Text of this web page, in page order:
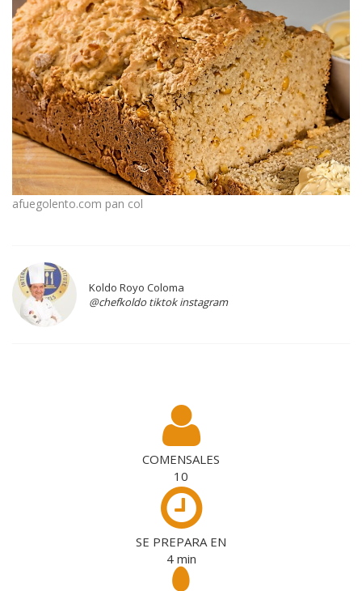
afuegolento.com pan col
Koldo Royo Coloma
@chefkoldo tiktok instagram
COMENSALES
10
SE PREPARA EN
4min